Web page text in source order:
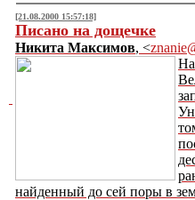
[21.08.2000 15:57:18]
Писано на дощечке
Никита Максимов, <
найденный до сей поры в